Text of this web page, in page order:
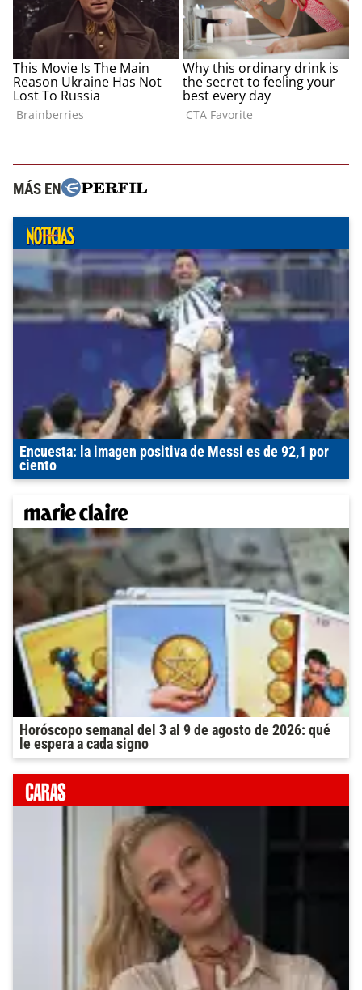
MÁS EN
Encuesta: la imagen positiva de Messi es de 92,1 por
ciento
Horóscopo semanal del 3 al 9 de agosto de 2026: qué
le espera a cada signo